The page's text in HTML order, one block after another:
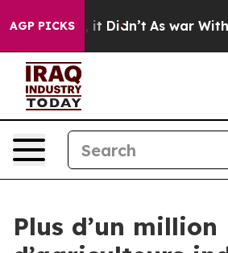
AGP PICKS
Well, it Didn’t As war With Iran
Plus d’un million